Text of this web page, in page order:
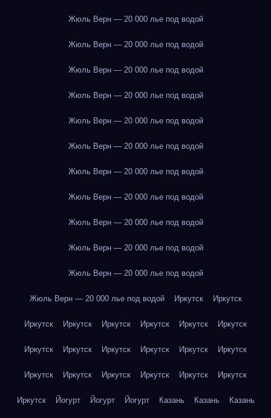
Жюль Верн — 20 000 лье под водой
Жюль Верн — 20 000 лье под водой
Жюль Верн — 20 000 лье под водой
Жюль Верн — 20 000 лье под водой
Жюль Верн — 20 000 лье под водой
Жюль Верн — 20 000 лье под водой
Жюль Верн — 20 000 лье под водой
Жюль Верн — 20 000 лье под водой
Жюль Верн — 20 000 лье под водой
Жюль Верн — 20 000 лье под водой
Жюль Верн — 20 000 лье под водой
Жюль Верн — 20 000 лье под водой Иркутск Иркутск
Иркутск Иркутск Иркутск Иркутск Иркутск Иркутск
Иркутск Иркутск Иркутск Иркутск Иркутск Иркутск
Иркутск Иркутск Иркутск Иркутск Иркутск Иркутск
Иркутск Йогурт Йогурт Йогурт Казань Казань Казань